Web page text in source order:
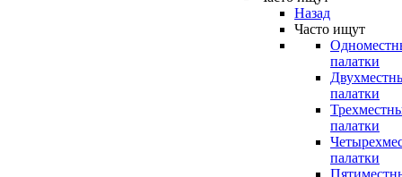
Назад
Часто ищут
палатки
палатки
палатки
палатки